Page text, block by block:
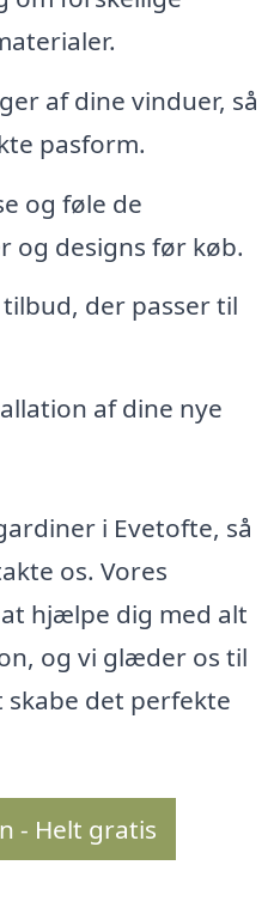
af dine vinduer, så
pasform.
og føle de
og designs før køb.
der passer til
af dine nye
i Evetofte, så
os. Vores
hjælpe dig med alt
og vi glæder os til
det perfekte
- Helt gratis